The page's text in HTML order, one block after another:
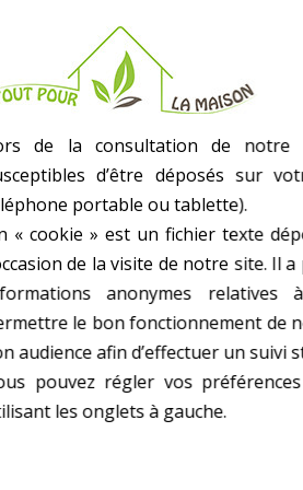
- Palan A Chaine
- Equipé D'Une Chaîne
- 1 Tonne
- Poids kg(environ) : 9
- Garantie : 2 an(s)
AUTRES PRODUITS DANS
de la consultation de notre
d’être déposés sur
portable ou tablette).
« cookie » est un fichier texte
de la visite de notre site. Il
anonymes
le bon fonctionnement de
audience afin d’effectuer un suivi
pouvez régler vos
les onglets à gauche.